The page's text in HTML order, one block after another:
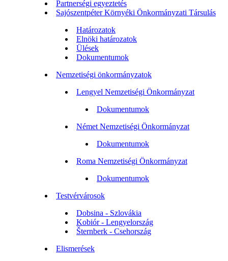
Partnerségi egyeztetés
Sajószentpéter Környéki Önkormányzati Társulás
Határozatok
Elnöki határozatok
Ülések
Dokumentumok
Nemzetiségi önkormányzatok
Lengyel Nemzetiségi Önkormányzat
Dokumentumok
Német Nemzetiségi Önkormányzat
Dokumentumok
Roma Nemzetiségi Önkormányzat
Dokumentumok
Testvérvárosok
Dobsina - Szlovákia
Kobiór - Lengyelország
Šternberk - Csehország
Elismerések